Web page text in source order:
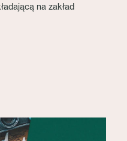
na zakład